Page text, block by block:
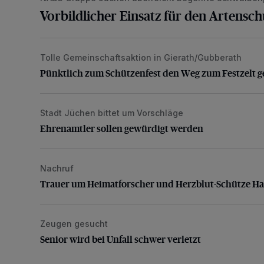
Vorbildlicher Einsatz für den
Pünktlich zum Schützenfest den Weg zum Festzelt
Tolle Gemeinschaftsaktion in Gierath/Gubberath
Pünktlich zum Schützenfest den Weg zum Festzelt
Ehrenamtler sollen gewürdigt werden
Stadt Jüchen bittet um Vorschläge
Ehrenamtler sollen gewürdigt werden
Trauer um Heimatforscher und Herzblut-Schütze
Nachruf
Trauer um Heimatforscher und Herzblut-Schütze
Senior wird bei Unfall schwer verletzt
Zeugen gesucht
Senior wird bei Unfall schwer verletzt